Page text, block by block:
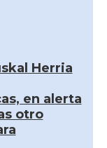
Herria
en alerta
otro